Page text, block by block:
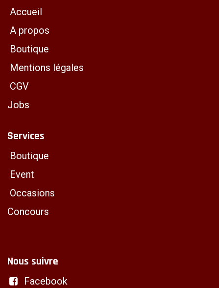
Accueil
A propos
Boutique
Mentions légales
CGV
Jobs
Services
Boutique
Event
Occasions
Concours
Nous suivre
Facebook